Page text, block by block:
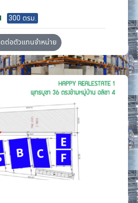
300 ตรม.
ต่อตัวแทนจำหน่าย